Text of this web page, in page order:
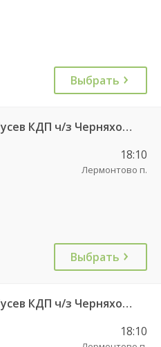
Выбрать
580 Калининград АВ — Гусев КДП ч/з Черняховск АС
18:10
Лермонтово п.
Выбрать
580 Калининград АВ — Гусев КДП ч/з Черняховск АС
18:10